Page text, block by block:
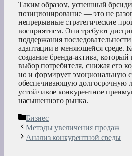
Таким образом, успешный
позиционирование — это не
непрерывные стратегические
восприятием. Они требуют
поддержания
адаптации в меняющейся среде.
создание бренда-актива, который
выбор потребителя, снижая его
но и формирует эмоциональную
обеспечивающую долгосрочную
устойчивое конкурентное
насыщенного рынка.
Рубрики
Бизнес
Методы увеличения продаж
Анализ конкурентной среды